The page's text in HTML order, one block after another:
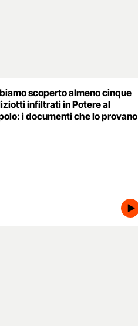
scoperto almeno cinque
infiltrati in Potere al
i documenti che lo provano